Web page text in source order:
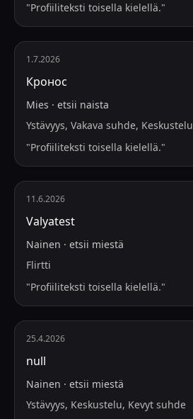
"Profiiliteksti toisella kielellä."
1.7.2026
Кронос
Mies · etsii naista
Ystävyys, Vakava suhde, Keskustelu
"Profiiliteksti toisella kielellä."
11.6.2026
Valyatest
Nainen · etsii miestä
Flirtti
"Profiiliteksti toisella kielellä."
25.4.2026
null
Nainen · etsii miestä
Ystävyys, Keskustelu, Kevyt suhde